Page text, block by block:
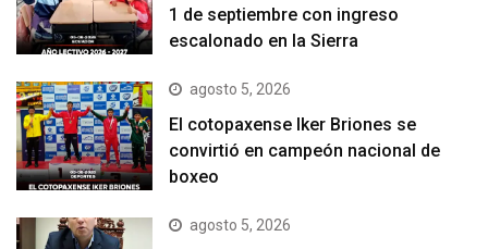
1 de septiembre con ingreso
escalonado en la Sierra
agosto 5, 2026
El cotopaxense Iker Briones se
convirtió en campeón nacional de
boxeo
agosto 5, 2026